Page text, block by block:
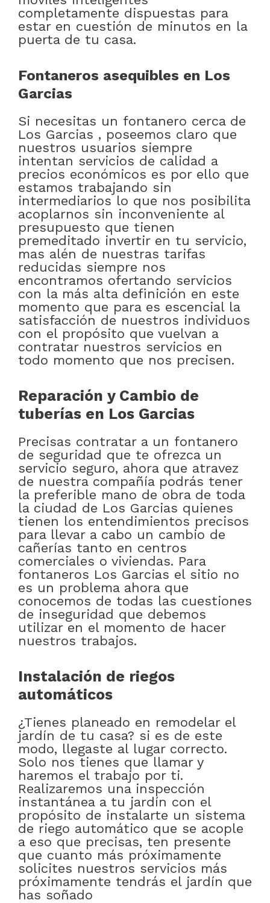
completamente dispuestas para
estar en cuestión de minutos en la
puerta de tu casa.
Fontaneros asequibles en Los
Garcias
Si necesitas un fontanero cerca de
Los Garcias , poseemos claro que
nuestros usuarios siempre
intentan servicios de calidad a
precios económicos es por ello que
estamos trabajando sin
intermediarios lo que nos posibilita
acoplarnos sin inconveniente al
presupuesto que tienen
premeditado invertir en tu servicio,
mas alén de nuestras tarifas
reducidas siempre nos
encontramos ofertando servicios
con la más alta definición en este
momento que para es escencial la
satisfacción de nuestros individuos
con el propósito que vuelvan a
contratar nuestros servicios en
todo momento que nos precisen.
Reparación y Cambio de
tuberías en Los Garcias
Precisas contratar a un fontanero
de seguridad que te ofrezca un
servicio seguro, ahora que atravez
de nuestra compañía podrás tener
la preferible mano de obra de toda
la ciudad de Los Garcias quienes
tienen los entendimientos precisos
para llevar a cabo un cambio de
cañerías tanto en centros
comerciales o viviendas. Para
fontaneros Los Garcias el sitio no
es un problema ahora que
conocemos de todas las cuestiones
de inseguridad que debemos
utilizar en el momento de hacer
nuestros trabajos.
Instalación de riegos
automáticos
¿Tienes planeado en remodelar el
jardín de tu casa? si es de este
modo, llegaste al lugar correcto.
Solo nos tienes que llamar y
haremos el trabajo por ti.
Realizaremos una inspección
instantánea a tu jardín con el
propósito de instalarte un sistema
de riego automático que se acople
a eso que precisas, ten presente
que cuanto más próximamente
solicites nuestros servicios más
próximamente tendrás el jardín que
has soñado